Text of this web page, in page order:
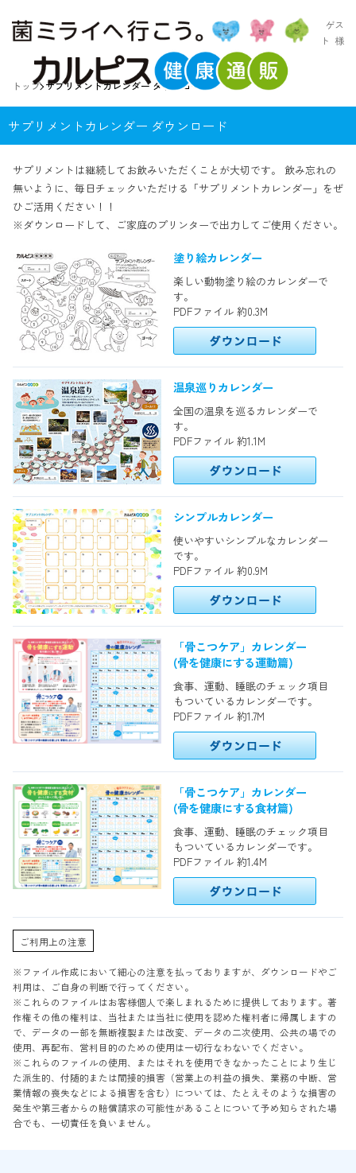
ゲス
ト 様
トップ サプリメントカレンダー ダウンロード
サプリメントカレンダー ダウンロード
サプリメントは継続してお飲みいただくことが大切です。
飲み忘れの
無いように、毎日チェックいただける「サプリメントカレンダー」をぜ
ひご活用ください！！
※ダウンロードして、ご家庭のプリンターで出力してご使用ください。
塗り絵カレンダー
楽しい動物塗り絵のカレンダーで
す。
PDFファイル 約0.3M
温泉巡りカレンダー
全国の温泉を巡るカレンダーで
す。
PDFファイル 約1.1M
シンプルカレンダー
使いやすいシンプルなカレンダー
です。
PDFファイル 約0.9M
「骨こつケア」カレンダー
(骨を健康にする運動篇)
食事、運動、睡眠のチェック項目
もついているカレンダーです。
PDFファイル 約1.7M
「骨こつケア」カレンダー
(骨を健康にする食材篇)
食事、運動、睡眠のチェック項目
もついているカレンダーです。
PDFファイル 約1.4M
ご利用上の注意
※ファイル作成において細心の注意を払っておりますが、ダウンロードやご
利用は、ご自身の判断で行ってください。
※これらのファイルはお客様個人で楽しまれるために提供しております。著
作権その他の権利は、当社または当社に使用を認めた権利者に帰属しますの
で、データの一部を無断複製または改変、データの二次使用、公共の場での
使用、再配布、営利目的のための使用は一切行なわないでください。
※これらのファイルの使用、またはそれを使用できなかったことにより生じ
た派生的、付随的または間接的損害（営業上の利益の損失、業務の中断、営
業情報の喪失などによる損害を含む）については、たとえそのような損害の
発生や第三者からの賠償請求の可能性があることについて予め知らされた場
合でも、一切責任を負いません。